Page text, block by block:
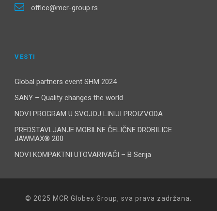
office@mcr-group.rs
VESTI
Global partners event SHM 2024
SANY – Quality changes the world
NOVI PROGRAM U SVOJOJ LINIJI PROIZVODA
PREDSTAVLJANJE MOBILNE ČELIČNE DROBILICE
JAWMAX® 200
NOVI KOMPAKTNI UTOVARIVAČI – B Serija
© 2025 MCR Globex Group, sva prava zadržana.